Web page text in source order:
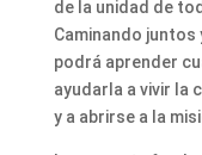
de la unidad de
Caminando
podrá aprender
ayudarla a vivir la
y a abrirse a la